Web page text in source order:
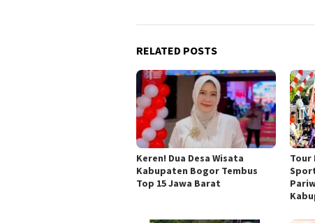
RELATED POSTS
Keren! Dua Desa Wisata
Kabupaten Bogor Tembus
Top 15 Jawa Barat
Tour